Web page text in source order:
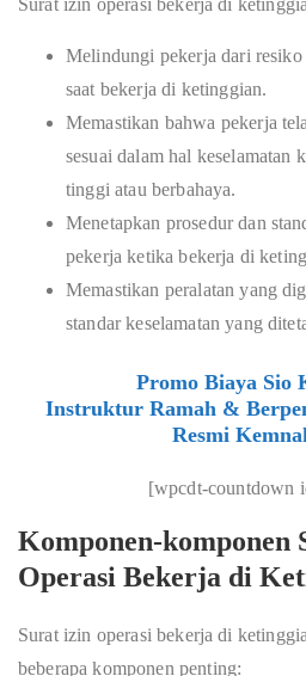
Surat izin operasi bekerja di
Melindungi pekerja dari resiko
saat bekerja di ketinggian.
Memastikan bahwa pekerja
sesuai dalam hal keselamatan
tinggi atau berbahaya.
Menetapkan prosedur dan
pekerja ketika bekerja di
Memastikan peralatan yang
standar keselamatan yang
Promo Biaya Sio
Instruktur Ramah &
Resmi
[wpcdt-countdown
Komponen-komponen
Operasi Bekerja di
Surat izin operasi bekerja di
beberapa komponen penting: